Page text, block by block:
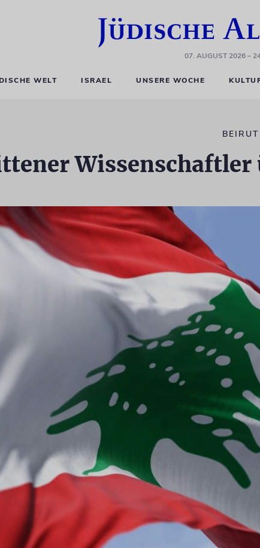
07. AUGUST 2026–
WELT ISRAEL UNSERE WOCHE
BEIRUT